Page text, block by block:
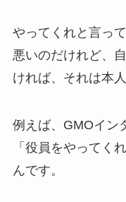
やってくれと言っ
悪いのだけれど、
ければ、それは本
例えば、GMOイン
「役員をやってく
んです。